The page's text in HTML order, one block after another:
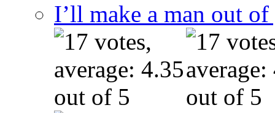
I’ll make a man out